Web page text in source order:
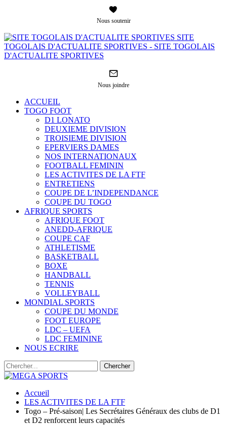
Nous soutenir
SITE
TOGOLAIS D'ACTUALITE SPORTIVES - SITE TOGOLAIS
D'ACTUALITE SPORTIVES
Nous joindre
ACCUEIL
TOGO FOOT
D1 LONATO
DEUXIEME DIVISION
TROISIEME DIVISION
EPERVIERS DAMES
NOS INTERNATIONAUX
FOOTBALL FEMININ
LES ACTIVITES DE LA FTF
ENTRETIENS
COUPE DE L’INDEPENDANCE
COUPE DU TOGO
AFRIQUE SPORTS
AFRIQUE FOOT
ANEDD-AFRIQUE
COUPE CAF
ATHLETISME
BASKETBALL
BOXE
HANDBALL
TENNIS
VOLLEYBALL
MONDIAL SPORTS
COUPE DU MONDE
FOOT EUROPE
LDC – UEFA
LDC FEMININE
NOUS ECRIRE
Accueil
LES ACTIVITES DE LA FTF
Togo – Pré-saison| Les Secrétaires Généraux des clubs de D1
et D2 renforcent leurs capacités